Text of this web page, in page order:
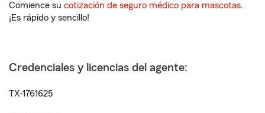
Comience su cotización de seguro médico para mascotas.
¡Es rápido y sencillo!
Credenciales y licencias del agente:
TX-1761625